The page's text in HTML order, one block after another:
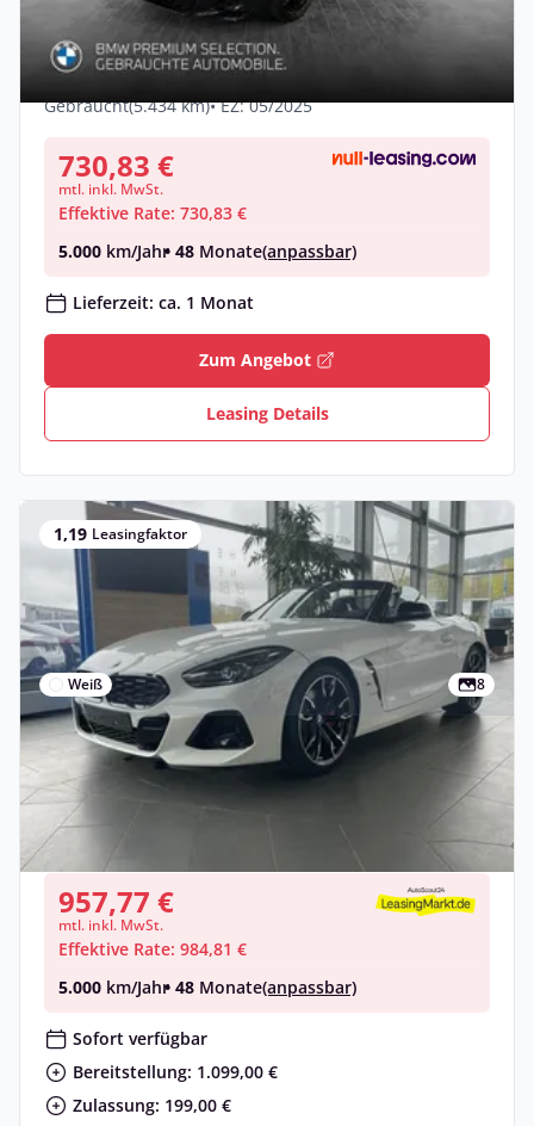
BMW Z4 M40i Harman/K LiveCockpitProf
Head-Up Kamera
Benzin •
340 PS (250 kW)
Gebraucht(5.434 km)• EZ: 05/2025
730,83 €
mtl. inkl. MwSt.
Effektive Rate: 730,83 €
5.000 km/Jahr• 48 Monate(anpassbar)
Lieferzeit: ca. 1 Monat
Zum Angebot
Leasing Details
1,19 Leasingfaktor
Weiß 8
Gewerbe
BMW Z4 M40i Abverkauf!
Benzin •
Neuwagen
957,77 €
mtl. inkl. MwSt.
Effektive Rate: 984,81 €
5.000 km/Jahr• 48 Monate(anpassbar)
Sofort verfügbar
Bereitstellung: 1.099,00 €
Zulassung: 199,00 €